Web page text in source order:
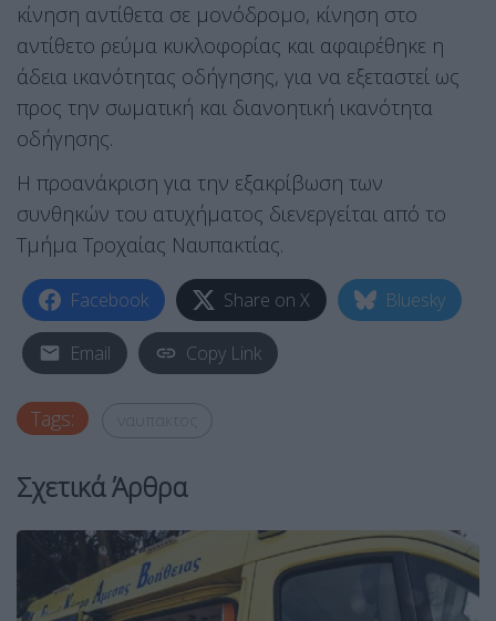
κίνηση αντίθετα σε μονόδρομο, κίνηση στο
αντίθετο ρεύμα κυκλοφορίας και αφαιρέθηκε η
άδεια ικανότητας οδήγησης, για να εξεταστεί ως
προς την σωματική και διανοητική ικανότητα
οδήγησης.
Η προανάκριση για την εξακρίβωση των
συνθηκών του ατυχήματος διενεργείται από το
Τμήμα Τροχαίας Ναυπακτίας.
Facebook Share on X Bluesky
Email Copy Link
Tags:
Σχετικά Άρθρα